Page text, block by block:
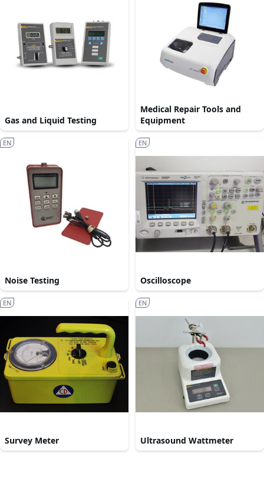
Gas and Liquid Testing
Medical Repair Tools and
Equipment
Noise Testing
EN
Oscilloscope
EN
Survey Meter
EN
Ultrasound Wattmeter
EN